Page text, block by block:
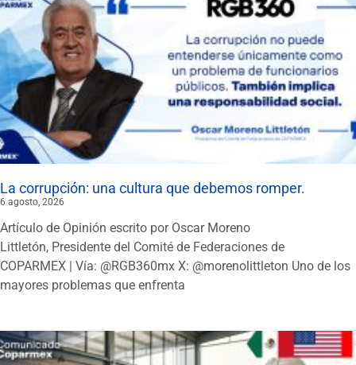
La corrupción: una cultura que debemos romper.
6 agosto, 2026
Artículo de Opinión escrito por Oscar Moreno
Littletón, Presidente del Comité de Federaciones de
COPARMEX | Vía: @RGB360mx X: @morenolittleton Uno de los
mayores problemas que enfrenta